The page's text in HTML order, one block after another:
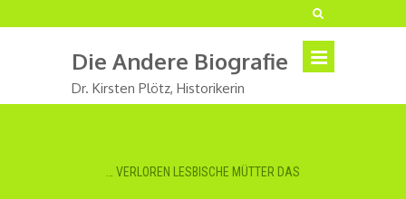
Die Andere Biografie
Dr. Kirsten Plötz, Historikerin
… VERLOREN LESBISCHE MÜTTER DAS